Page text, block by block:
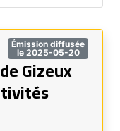
Émission diffusée
le 2025-05-20
Gizeux